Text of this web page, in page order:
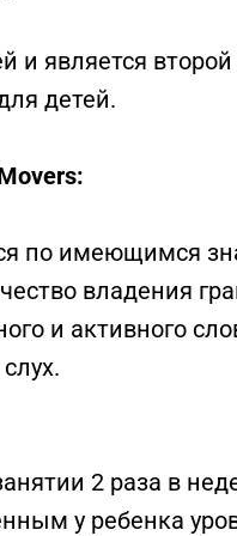
и является
детей.
по имеющимся
владения
и активного
2 раза в
у ребенка